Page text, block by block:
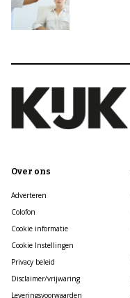
Over ons
Adverteren
Colofon
Cookie informatie
Cookie Instellingen
Privacy beleid
Disclaimer/vrijwaring
Leveringsvoorwaarden